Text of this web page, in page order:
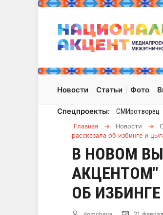
Новости Статьи Фото
Спецпроекты: СМИротворец
Главная → Новости →
рассказала об избинге и
В НОВОМ
АКЦЕНТОМ"
ОБ